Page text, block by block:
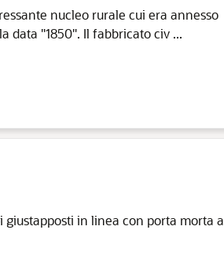
nucleo rurale cui era annesso
data "1850". Il fabbricato civ ...
in linea con porta morta a